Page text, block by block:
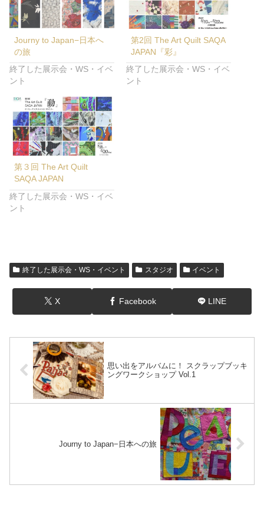
Journy to Japan−日本へ
の旅
終了した展示会・WS・イベ
ント
第2回 The Art Quilt SAQA
JAPAN『彩』
終了した展示会・WS・イベ
ント
第３回 The Art Quilt
SAQA JAPAN
終了した展示会・WS・イベ
ント
終了した展示会・WS・イベント スタジオ イベント
X Facebook LINE
思い出をアルバムに！ スクラップブッキ
ングワークショップ Vol.1
Journy to Japan−日本への旅